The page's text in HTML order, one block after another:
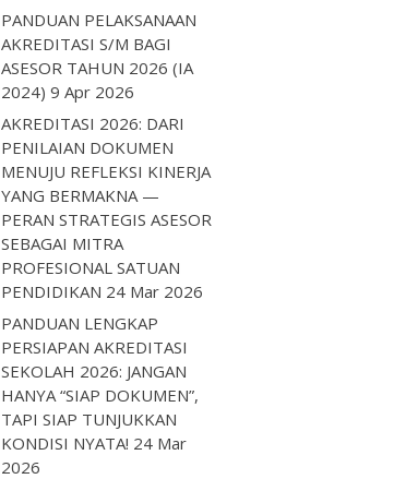
PANDUAN PELAKSANAAN
AKREDITASI S/M BAGI
ASESOR TAHUN 2026 (IA
2024) 9 Apr 2026
AKREDITASI 2026: DARI
PENILAIAN DOKUMEN
MENUJU REFLEKSI KINERJA
YANG BERMAKNA —
PERAN STRATEGIS ASESOR
SEBAGAI MITRA
PROFESIONAL SATUAN
PENDIDIKAN 24 Mar 2026
PANDUAN LENGKAP
PERSIAPAN AKREDITASI
SEKOLAH 2026: JANGAN
HANYA “SIAP DOKUMEN”,
TAPI SIAP TUNJUKKAN
KONDISI NYATA! 24 Mar
2026